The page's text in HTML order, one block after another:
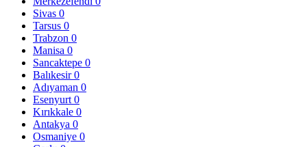
Sivas 0
Tarsus 0
Trabzon 0
Manisa 0
Sancaktepe 0
Balıkesir0
Adıyaman 0
Esenyurt 0
Kırıkkale 0
Antakya 0
Osmaniye 0